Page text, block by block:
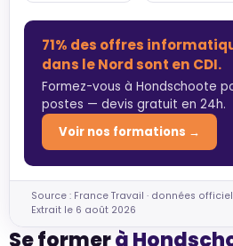
71% des offres
dans le Nord sont en CDI.
Formez-vous à Hondschoote
postes — devis gratuit en 24h.
Voir nos formations →
Source : France Travail · données
Extrait le 6 août 2026
Se formerà